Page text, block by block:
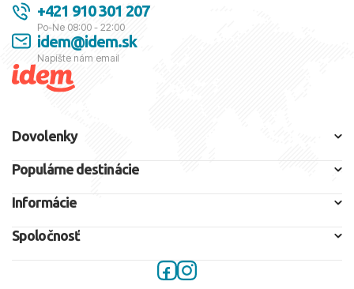
+421 910 301 207
Po-Ne 08:00 - 22:00
idem@idem.sk
Napíšte nám email
Dovolenky
Populárne destinácie
Informácie
Spoločnosť